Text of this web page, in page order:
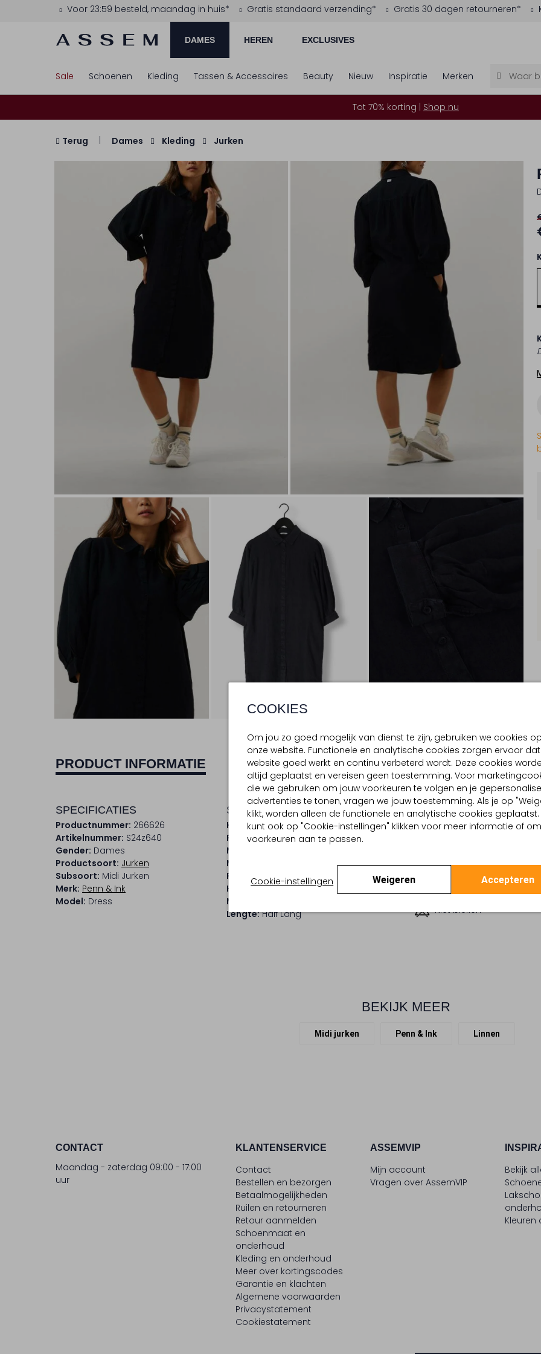
Voor 23:59 besteld, maandag in huis* Gratis standaard verzending* Gratis 30 dagen retourneren*
DAMES HEREN EXCLUSIVES
COOKIES
Om jou zo goed mogelijk van dienst te zijn, gebruiken we cookies op
onze website. Functionele en analytische cookies zorgen ervoor
website goed werkt en continu verbeterd wordt. Deze cookies
altijd geplaatst en vereisen geen toestemming. Voor
die we gebruiken om jouw voorkeuren te volgen en je
advertenties te tonen, vragen we jouw toestemming. Als je op
klikt, worden alleen de functionele en analytische cookies geplaatst.
kunt ook op "Cookie-instellingen" klikken voor meer informatie of
voorkeuren aan te passen.
Cookie-instellingen Weigeren Accepteren
Sale Schoenen Kleding Tassen & Accessoires Beauty Nieuw Inspiratie Merken
Tot 70% korting | Shop nu
Terug Dames Kleding Jurken
PRODUCT INFORMATIE BEZORGEN & RETOURNEREN
SPECIFICATIES
Productnummer: 266626
Artikelnummer: S24z640
Gender: Dames
Productsoort: Jurken
Subsoort: Midi Jurken
Merk: Penn & Ink
Model: Dress
SAMENSTELLING & PASVORM
Kleur: Donkerblauw
Patroon: Effen
Materiaal:
Materiaalpercentages:
100% Linnen
Pasvorm:
Regular Fit
Halslijn: Rond
Mouwlengte:
Lengte: Half Lang
WASVOORSCHRIFTEN
Beperkt wassen op 30 °C
Kan niet in de
Niet bleken
BEKIJK MEER
Midi jurken Penn & Ink Linnen
CONTACT
Maandag - zaterdag 09:00 - 17:00
uur
KLANTENSERVICE
Contact
Bestellen en bezorgen
Betaalmogelijkheden
Ruilen en retourneren
Retour aanmelden
Schoenmaat en
onderhoud
Kleding en onderhoud
Meer over kortingscodes
Garantie en klachten
Algemene voorwaarden
Privacystatement
Cookiestatement
ASSEMVIP
Mijn account
Vragen over AssemVIP
Bekijk